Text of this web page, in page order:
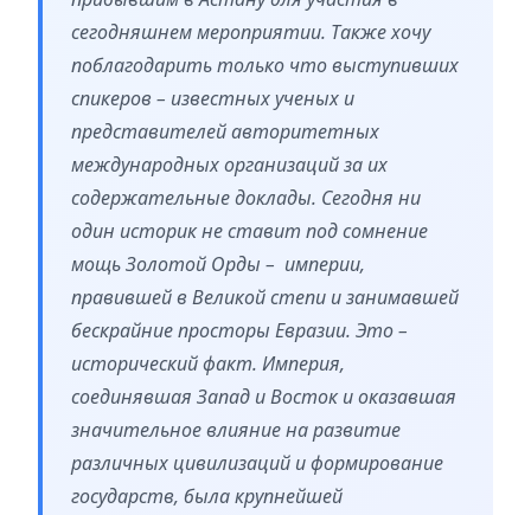
сегодняшнем мероприятии. Также хочу
поблагодарить только что выступивших
спикеров – известных ученых и
представителей авторитетных
международных организаций за их
содержательные доклады. Сегодня ни
один историк не ставит под сомнение
мощь Золотой Орды – империи,
правившей в Великой степи и занимавшей
бескрайние просторы Евразии. Это –
исторический факт. Империя,
соединявшая Запад и Восток и оказавшая
значительное влияние на развитие
различных цивилизаций и формирование
государств, была крупнейшей